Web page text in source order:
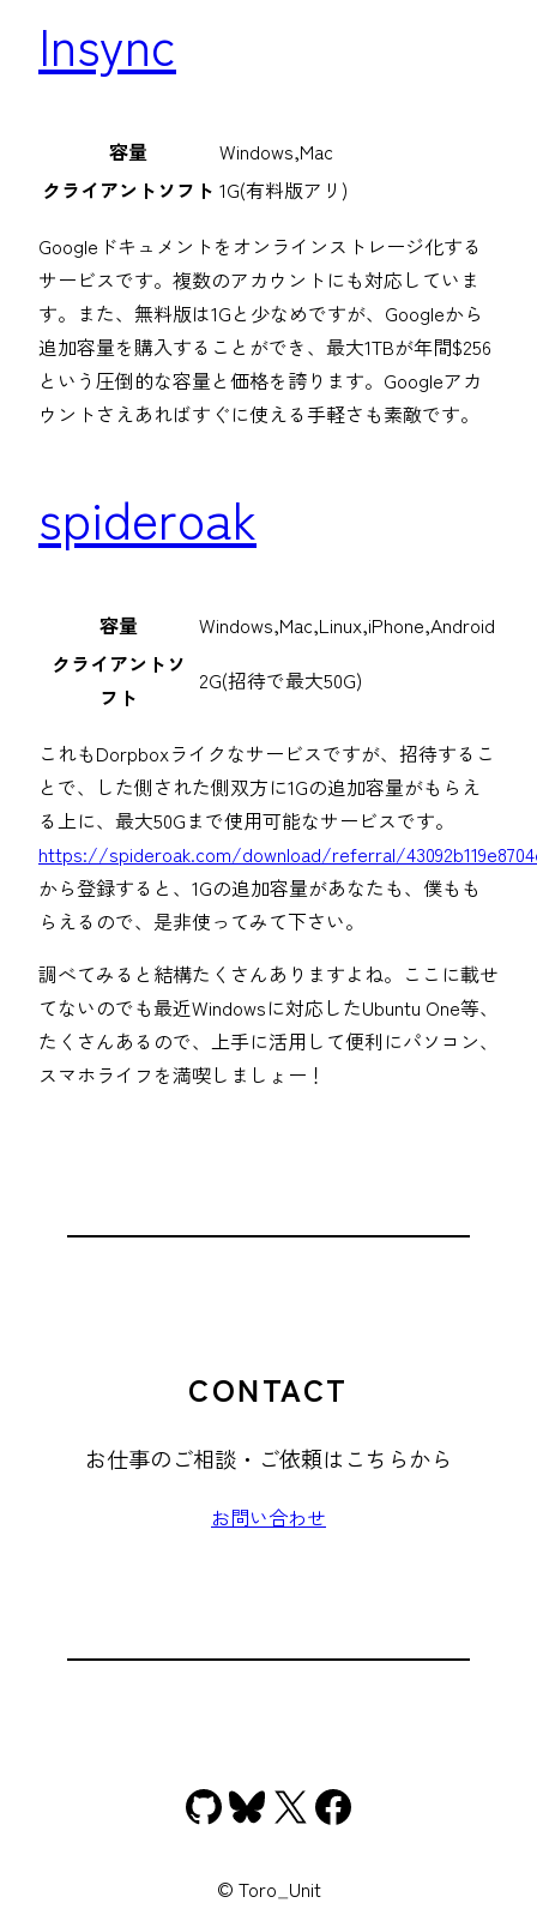
Insync
容量
Windows,Mac
クライアントソフト 1G(有料版アリ)
Googleドキュメントをオンラインストレージ化する
サービスです。複数のアカウントにも対応していま
す。また、無料版は1Gと少なめですが、Googleから
追加容量を購入することができ、最大1TBが年間$256
という圧倒的な容量と価格を誇ります。Googleアカ
ウントさえあればすぐに使える手軽さも素敵です。
spideroak
容量
Windows,Mac,Linux,iPhone,Android
クライアントソ
フト
2G(招待で最大50G)
これもDorpboxライクなサービスですが、招待するこ
とで、した側された側双方に1Gの追加容量がもらえ
る上に、最大50Gまで使用可能なサービスです。
https://spideroak.com/download/referral/
から登録すると、1Gの追加容量があなたも、僕もも
らえるので、是非使ってみて下さい。
調べてみると結構たくさんありますよね。ここに載せ
てないのでも最近Windowsに対応したUbuntu One等、
たくさんあるので、上手に活用して便利にパソコン、
スマホライフを満喫しましょー！
CONTACT
お仕事のご相談・ご依頼はこちらから
お問い合わせ
GitHub
Bluesky
X Facebook
© Toro_Unit